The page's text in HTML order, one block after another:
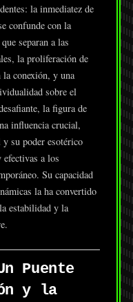
la inmediatez de
confunde con la
separan a las
la proliferación de
la conexión, y una
sobre el
la figura de
influencia crucial,
y su poder esotérico
a los
Su capacidad
la ha convertido
estabilidad y la
Puente
y la